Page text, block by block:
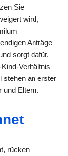
Sie
wird,
Anträge
sorgt dafür,
Verhältnis
stehen an erster
und Eltern.
rücken